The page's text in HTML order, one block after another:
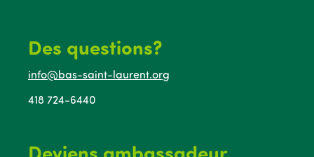
Des questions?
info@bas-saint-laurent.org
418 724-6440